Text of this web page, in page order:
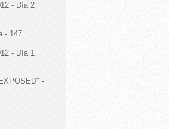
- Día 2
- 147
- Día 1
-